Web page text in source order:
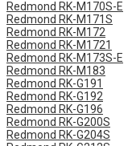
Redmond RK-M170S-E
Redmond RK-M171S
Redmond RK-M172
Redmond RK-M1721
Redmond RK-M173S-E
Redmond RK-M183
Redmond RK-G191
Redmond RK-G192
Redmond RK-G196
Redmond RK-G200S
Redmond RK-G204S